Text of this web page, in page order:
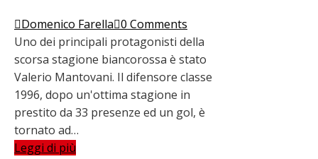
Domenico Farella 0 Comments
Uno dei principali protagonisti della
scorsa stagione biancorossa è stato
Valerio Mantovani. Il difensore classe
1996, dopo un'ottima stagione in
prestito da 33 presenze ed un gol, è
tornato ad…
Leggi di più